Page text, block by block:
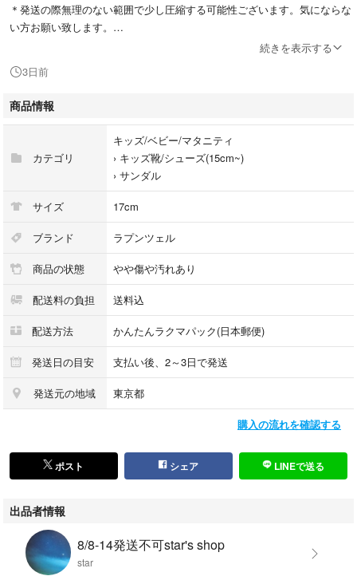
＊発送の際無理のない範囲で少し圧縮する可能性ございます。気にならな
い方お願い致します。
全体的に柔らかい素材です。
以下サイトより
それぞれディズニーの人気キャラクター「ラプンツェル」「アリエル」
「エルサ」をイメージしたプリンセスシリーズです！
軽量かつソフトで靴下でも素足でも履きやすい！
クリア感があって涼しげなジェリーサンダルはヘビロテ間違いなしです。
全体にちりばめられたキラキラのラメと、つま先のリボン＆チャームがキ
ュートで履くだけでガーリーな装いに！
脱ぎ履きのしやすいマジックテープ・ワンベルト仕様です。
カラー···パープル系
ストラップ···ストラップあり
季節感···春
季節感···夏,春,秋
続きを表示する
3日前
商品情報
カテゴリ
キッズ/ベビー/マタニティ
› キッズ靴/シューズ(15cm~)
› サンダル
サイズ 17cm
ブランド ラプンツェル
商品の状態 やや傷や汚れあり
配送料の負担 送料込
配送方法 かんたんラクマパック(日本郵便)
発送日の目安 支払い後、2～3日で発送
発送元の地域 東京都
購入の流れを確認する
ポスト シェア LINEで送る
出品者情報
8/8-14発送不可star's shop
star